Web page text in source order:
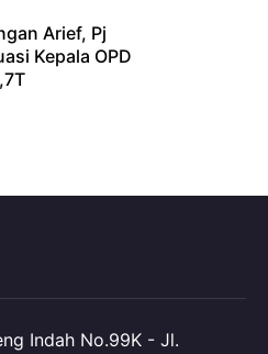
Arief, Pj
Kepala OPD
Indah No.99K - Jl.